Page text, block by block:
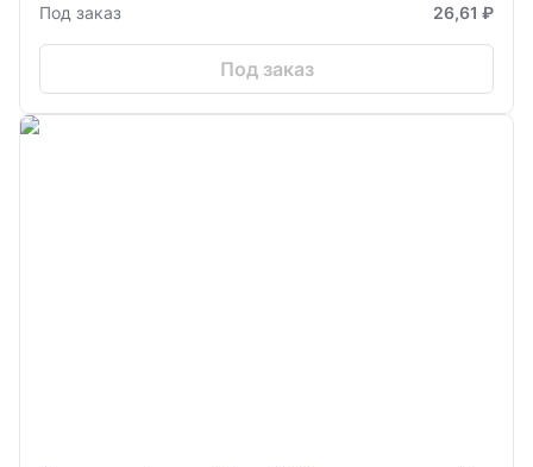
Под заказ 26,61 ₽
Под заказ